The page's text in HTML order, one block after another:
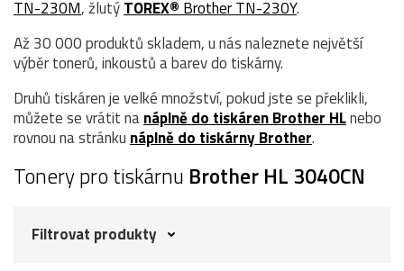
TN-230M, žlutýTOREX® Brother TN-230Y.
Až 30 000 produktů skladem, u nás naleznete největší
výběr tonerů, inkoustů a barev do tiskárny.
Druhů tiskáren je velké množství, pokud jste se překlikli,
můžete se vrátit nanáplně do tiskáren Brother HLnebo
rovnou na stránku náplně do tiskárny Brother.
Tonery pro tiskárnu Brother HL 3040CN
Filtrovat produkty